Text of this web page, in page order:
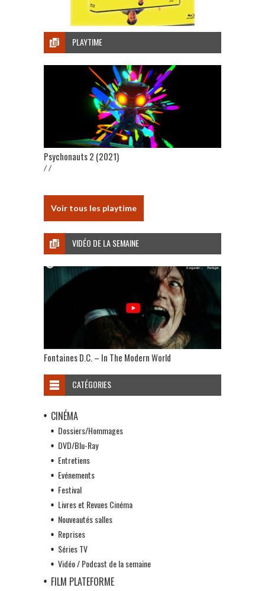
PLAYTIME
Psychonauts 2 (2021)
/ /
Voir tous les playtime
VIDÉO DE LA SEMAINE
Fontaines D.C. – In The Modern World
CATÉGORIES
CINÉMA
Dossiers/Hommages
DVD/Blu-Ray
Entretiens
Evénements
Festival
Livres et Revues Cinéma
Nouveautés salles
Reprises
Séries TV
Vidéo / Podcast de la semaine
FILM PLATEFORME